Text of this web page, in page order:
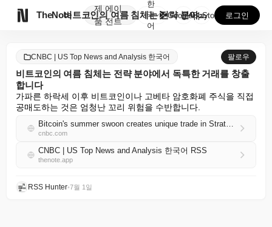
TheNote
제
품
에이
전트
비트코인의 여름 침체는 전략 분야에서 독특한 거래를 창...
한
국
어
GooglePlay
AppStore 로그인
CNBC | US Top News and Analysis 한국어 팔로우
비트코인의 여름 침체는 전략 분야에서 독특한 거래를 창출
합니다
가파른 하락세 이후 비트코인이나 고베타 암호화폐 주식을 직접
공매도하는 것은 엄청난 꼬리 위험을 수반합니다.
Bitcoin's summer swoon creates unique trade in Strategy
cnbc.com
CNBC | US Top News and Analysis 한국어 RSS
thenote.app
RSS Hunter•7월 1일